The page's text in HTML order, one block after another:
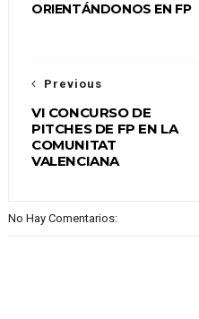
ORIENTÁNDONOS EN FP
Previous
VI CONCURSO DE
PITCHES DE FP EN LA
COMUNITAT
VALENCIANA
No Hay Comentarios: